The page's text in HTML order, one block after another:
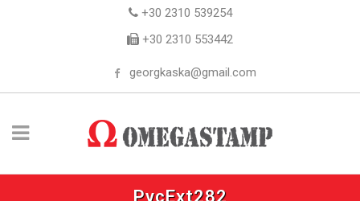
+30 2310 539254
+30 2310 553442
georgkaska@gmail.com
PvcExt282